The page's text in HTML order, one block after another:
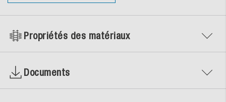
Propriétés des matériaux
Documents